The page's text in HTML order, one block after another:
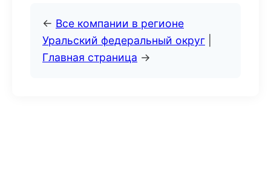
← Все компании в регионе
Уральский федеральный округ
Главная страница →